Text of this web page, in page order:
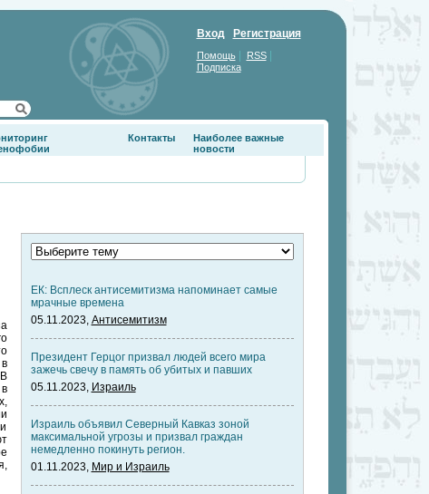
Вход Регистрация
Помощь| RSS|
Подписка
Контакты
Наиболее важные
новости
ЕК: Всплеск антисемитизма напоминает самые
мрачные времена
05.11.2023, Антисемитизм
Президент Герцог призвал людей всего мира
зажечь свечу в память об убитых и павших
05.11.2023, Израиль
Израиль объявил Северный Кавказ зоной
максимальной угрозы и призвал граждан
немедленно покинуть регион.
01.11.2023, Мир и Израиль